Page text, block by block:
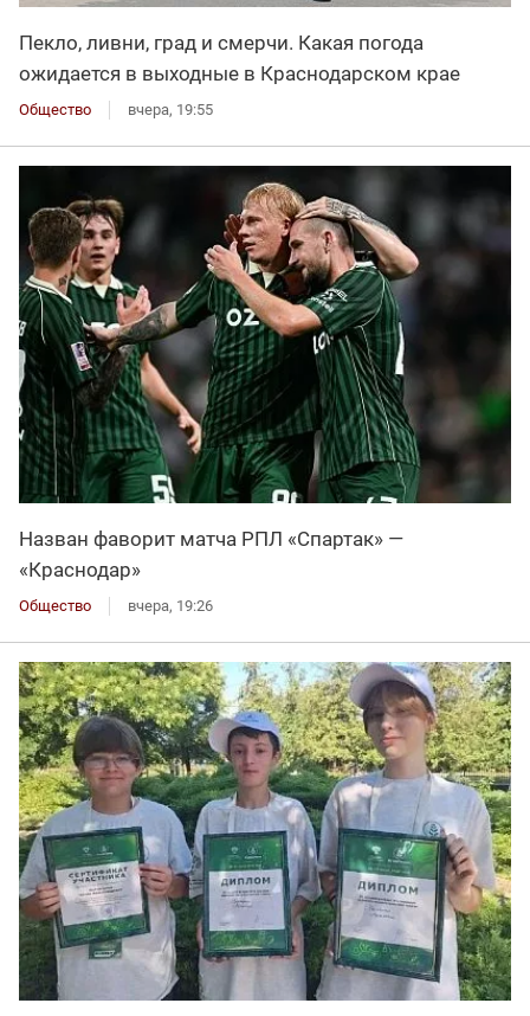
Пекло, ливни, град и смерчи. Какая погода
ожидается в выходные в Краснодарском крае
Общество вчера, 19:55
Назван фаворит матча РПЛ «Спартак» —
«Краснодар»
Общество вчера, 19:26